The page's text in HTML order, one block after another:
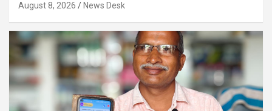
August 8, 2026 News Desk